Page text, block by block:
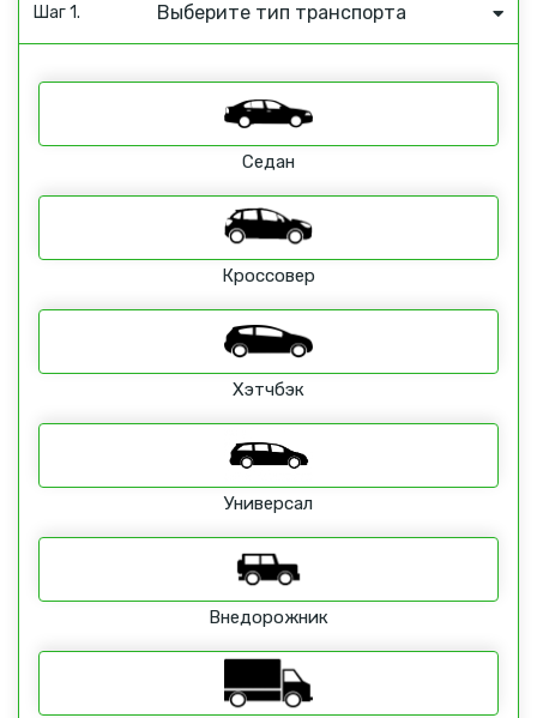
Шаг 1. Выберите тип транспорта
Седан
Кроссовер
Хэтчбэк
Универсал
Внедорожник